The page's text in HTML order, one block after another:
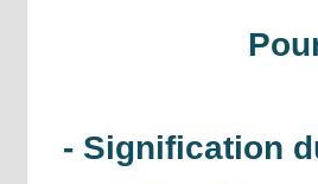
- Signification